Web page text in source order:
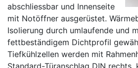
abschliessbar und Innenseite
mit Notöffner ausgerüstet.
Isolierung durch umlaufende und
fettbeständigem Dichtprofil
Tiefkühlzellen werden mit
Standard-Türanschlag DIN rechts,